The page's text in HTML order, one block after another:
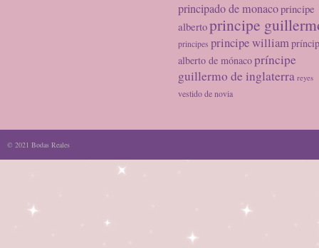
principado de monacoprincipe
albertoprincipe
principes principe william
alberto de mónacopríncipe
guillermo de inglaterra reyes
vestido de novia
© 2021 Bodas Reales